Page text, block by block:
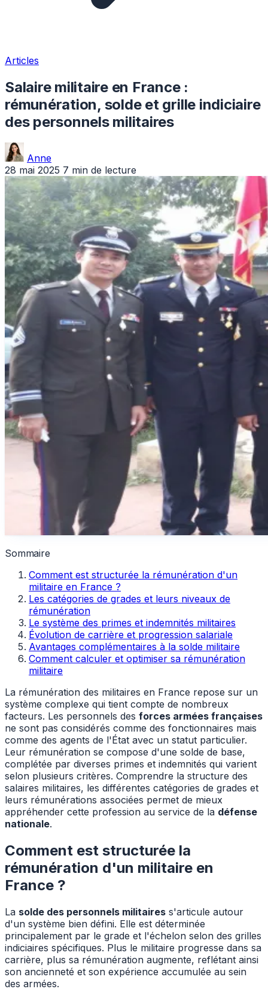
Articles
Salaire militaire en France :
rémunération, solde et grille indiciaire
des personnels militaires
Anne
28 mai 2025 7 min de lecture
Sommaire
Comment est structurée la rémunération d'un
militaire en France ?
Les catégories de grades et leurs niveaux de
rémunération
Le système des primes et indemnités militaires
Évolution de carrière et progression salariale
Avantages complémentaires à la solde militaire
Comment calculer et optimiser sa rémunération
militaire
La rémunération des militaires en France repose sur un
système complexe qui tient compte de nombreux
facteurs. Les personnels des forces armées françaises
ne sont pas considérés comme des fonctionnaires mais
comme des agents de l'État avec un statut particulier.
Leur rémunération se compose d'une solde de base,
complétée par diverses primes et indemnités qui varient
selon plusieurs critères. Comprendre la structure des
salaires militaires, les différentes catégories de grades et
leurs rémunérations associées permet de mieux
appréhender cette profession au service de la défense
nationale.
Comment est structurée la
rémunération d'un militaire en
France ?
La solde des personnels militaires s'articule autour
d'un système bien défini. Elle est déterminée
principalement par le grade et l'échelon selon des grilles
indiciaires spécifiques. Plus le militaire progresse dans sa
carrière, plus sa rémunération augmente, reflétant ainsi
son ancienneté et son expérience accumulée au sein
des armées.